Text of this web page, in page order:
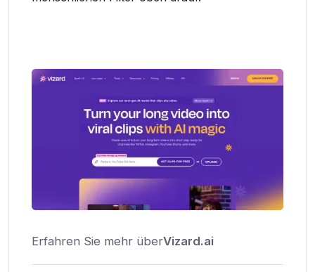
Erfahren Sie mehr überVizard.ai